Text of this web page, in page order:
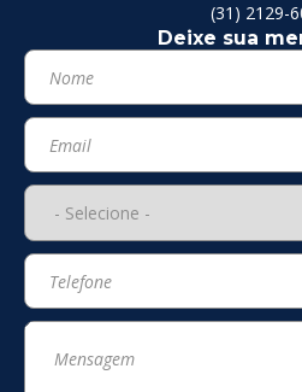
(31) 2129-
Deixe sua